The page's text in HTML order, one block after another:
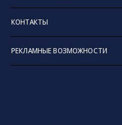
КОНТАКТЫ
РЕКЛАМНЫЕ ВОЗМОЖНОСТИ